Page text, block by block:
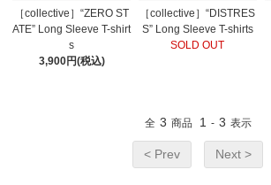
［collective］“ZERO ST
ATE” Long Sleeve T-shirt
s
3,900円(税込)
［collective］“DISTRES
S” Long Sleeve T-shirts
SOLD OUT
全 3 商品 1 - 3 表示
< Prev Next >